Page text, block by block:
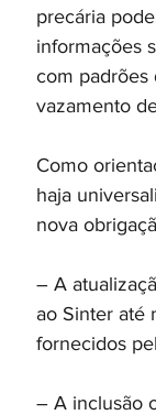
precária
informações
com padrões
vazamento
Como
haja
nova
– A
ao Sinter até
fornecidos
– A inclusão